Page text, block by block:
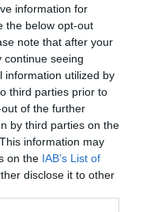
information for
the below opt-out
note that after your
continue seeing
information utilized by
third parties prior to
of the further
by third parties on the
information may
on the IAB’s List of
disclose it to other
háztartás